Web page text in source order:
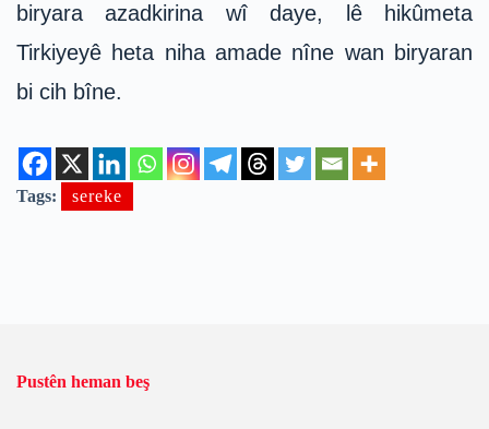
biryara azadkirina wî daye, lê hikûmeta
Tirkiyeyê heta niha amade nîne wan biryaran
bi cih bîne.
Tags: sereke
Pustên heman beş